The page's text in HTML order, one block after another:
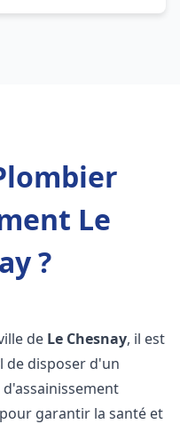
Le
?
de Le Chesnay, il est
de disposer d'un
garantir la santé et